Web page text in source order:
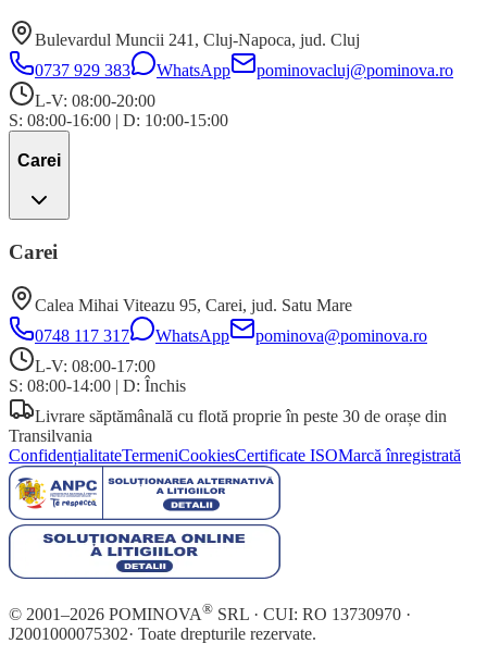
Bulevardul Muncii 241 , Cluj-Napoca, jud. Cluj
0737 929 383
WhatsApp
pominovacluj@pominova.ro
L-V: 08:00-20:00
S: 08:00-16:00 | D: 10:00-15:00
Carei
Carei
Calea Mihai Viteazu 95, Carei, jud. Satu Mare
0748 117 317
WhatsApp
pominova@pominova.ro
L-V: 08:00-17:00
S: 08:00-14:00 | D: Închis
Livrare săptămânală cu flotă proprie în peste 30 de orașe din
Transilvania
ConfidențialitateTermeniCookiesCertificate ISOMarcă înregistrată
© 2001–2026 POMINOVA® SRL · CUI: RO 13730970 ·
J2001000075302· Toate drepturile rezervate.